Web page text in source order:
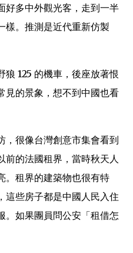
好多中外觀光客，走到一半
樣。推測是近代重新仿製
125 的機車，後座放著恨
見的景象，想不到中國也看
，很像台灣創意市集會看到
前的法國租界，當時秋天人
。租界的建築物也很有特
這些房子都是中國人民入住
。如果團員問公安「租借怎